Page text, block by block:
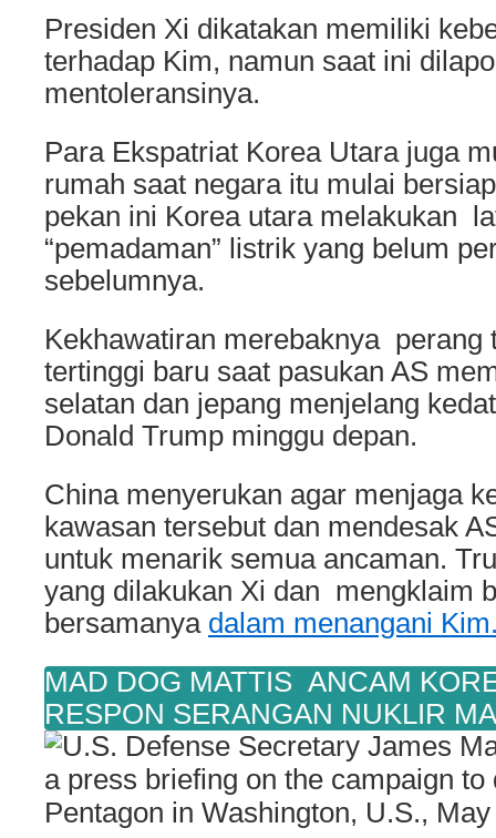
Presiden Xi dikatakan memiliki
terhadap Kim, namun saat ini
mentoleransinya.
Para Ekspatriat Korea Utara juga
rumah saat negara itu mulai
pekan ini Korea utara melakukan
“pemadaman” listrik yang belum
sebelumnya.
Kekhawatiran merebaknya perang
tertinggi baru saat pasukan AS
selatan dan jepang menjelang
Donald Trump minggu depan.
China menyerukan agar menjaga
kawasan tersebut dan mendesak
untuk menarik semua ancaman.
yang dilakukan Xi dan mengklaim
bersamanya dalam menangani
MAD DOG MATTIS ANCAM
RESPON SERANGAN NUKLIR